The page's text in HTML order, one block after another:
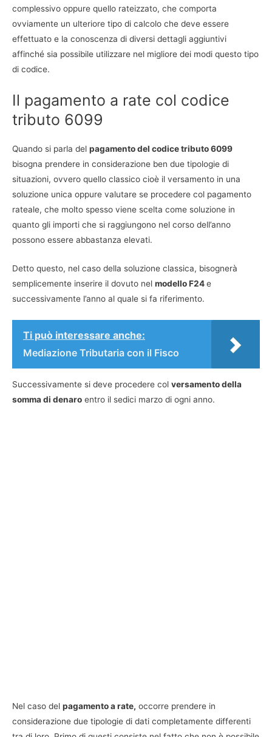
complessivo oppure quello rateizzato, che comporta
ovviamente un ulteriore tipo di calcolo che deve essere
effettuato e la conoscenza di diversi dettagli aggiuntivi
affinché sia possibile utilizzare nel migliore dei modi questo tipo
di codice.
Il pagamento a rate col codice
tributo 6099
Quando si parla del pagamento del codice tributo 6099
bisogna prendere in considerazione ben due tipologie di
situazioni, ovvero quello classico cioè il versamento in una
soluzione unica oppure valutare se procedere col pagamento
rateale, che molto spesso viene scelta come soluzione in
quanto gli importi che si raggiungono nel corso dell’anno
possono essere abbastanza elevati.
Detto questo, nel caso della soluzione classica, bisognerà
semplicemente inserire il dovuto nel modello F24e
successivamente l’anno al quale si fa riferimento.
Ti può interessare anche:
Mediazione Tributaria con il Fisco
Successivamente si deve procedere col versamento della
somma di denaro entro il sedici marzo di ogni anno.
Nel caso del pagamento a rate, occorre prendere in
considerazione due tipologie di dati completamente differenti